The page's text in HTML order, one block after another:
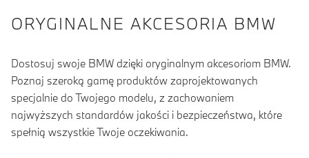
ORYGINALNE AKCESORIA BMW
Dostosuj swoje BMW dzięki oryginalnym akcesoriom BMW.
Poznaj szeroką gamę produktów zaprojektowanych
specjalnie do Twojego modelu, z zachowaniem
najwyższych standardów jakości i bezpieczeństwa, które
spełnią wszystkie Twoje oczekiwania.